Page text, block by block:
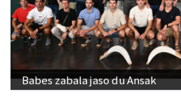
Babes zabala jaso du Ansak